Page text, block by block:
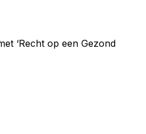
‘Recht op een Gezond